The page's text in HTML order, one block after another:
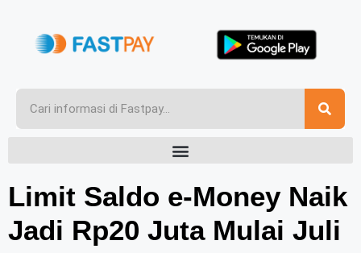
Limit Saldo e-Money Naik
Jadi Rp20 Juta Mulai Juli